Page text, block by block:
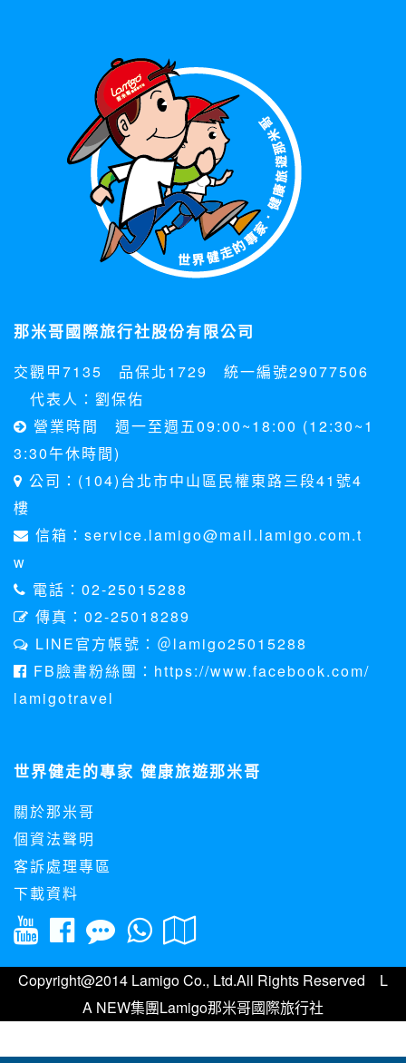
設備的 IP 位址、使用時間、使用的瀏覽器、瀏覽及點選資料記
錄等，做為我們增進網站服務的參考依據，此記錄為內部應
用，決不對外公布。
為提供精確的服務，我們會將收集的問卷調查內容進行統計與
分析，分析結果之統計數據或說明文字呈現，除供內部研究
外，我們會視需要公佈統計數據及說明文字，但不涉及特定個
人之資料。
除非取得您的同意或其他法令之特別規定，本網站絕不會將您
的個人資料揭露予第三人或使用於蒐集目的以外之其他用途。
在您於本網站註冊帳號、使用本網站相關產品、服務、活動或
贈獎時，本網站會收集您的個人識別資料，本網站也可以從商
業夥伴處取得個人資料。
當客戶在本網站註冊時，我們會取得您的姓名、電話、住址、
料。註冊時，本網站取得您的姓名、電話、住址、身份證字
成功，並登入使用我們的服務後，本網站即取得您的資料。
其他除了上述，會保留您在上網瀏覽或查詢時，伺服器自行產
生的相關記錄，包括您使用連線設備的 IP 位址、使用時間、使
用的瀏覽器、瀏覽及點選資料紀錄等。本網站會對個別連線者
的瀏覽器予以標示，歸納使用者瀏覽器在本網站內部所瀏覽的
網頁，除非您願意告知您的個人資料，否則本網站不會也無法
將此項記錄和您對應。請您注意，在本網站網刊登廣告之廠
保護政策，其資料處理措施不適用本網站隱私權保護政策，本
或電子郵件給您。本公司除了在該資料或電子郵件上註明是由
本公司發送，也會在該資料或電子郵件上提供您能隨時停止接
收這些資料或電子郵件的方法及說明。
資料使用:
本公司不會向任何人出售或出借您的個人識別資料。
在以下情況下， 本公司會向其他人士或公司提供您的個人識別
南。
帳號資料。若您有相關法律上問題需查閱他人資料時，請務必
向警政單位提出告訴，我們將全力配合警政單位調查並提供所
有相關資料，以協助調查及破案！
自我保護措施:
請妥善保管您在本公司及相關企業伙伴網站的帳號、密碼或個
人資料，不要將任何資料、密碼提供給任何人。並在您使用完
本公司相關企業伙伴網站所提供的服務後，務必記得登出帳戶
倘若您發現有任何非經授權的第三者使用您的帳號進行任何詢
問或訂購時，請立即通知本站。
那米哥國際旅行社股份有限公司
交觀甲7135 品保北1729 統一編號29077506
代表人：劉保佑
營業時間 週一至週五09:00~18:00 (12:30~1
3:30午休時間)
公司：(104)台北市中山區民權東路三段41號4
樓
信箱：service.lamigo@mail.lamigo.com.t
w
電話：02-25015288
傳真：02-25018289
LINE官方帳號：＠lamigo25015288
FB臉書粉絲團：https://www.facebook.com/
lamigotravel
世界健走的專家 健康旅遊那米哥
關於那米哥
個資法聲明
客訴處理專區
下載資料
Copyright@2014 Lamigo Co., Ltd.All Rights Reserved L
A NEW集團Lamigo那米哥國際旅行社